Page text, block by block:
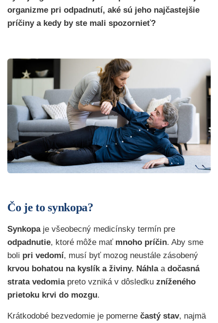
organizme pri odpadnutí, aké sú jeho najčastejšie
príčiny a kedy by ste mali spozornieť?
Čo je to synkopa?
Synkopaje všeobecný medicínsky termín pre
odpadnutie, ktoré môže mať mnoho príčin. Aby sme
boli pri vedomí, musí byť mozog neustále zásobený
krvou bohatou na kyslík a živiny. Náhlaa dočasná
strata vedomiapreto vzniká v dôsledku zníženého
prietoku krvi do mozgu.
Krátkodobé bezvedomie je pomerne častý stav, najmä